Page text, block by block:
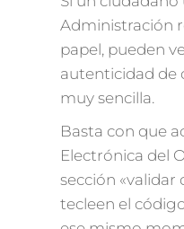
Administración
papel, pueden
autenticidad de
muy sencilla.
Basta con que
Electrónica del
sección «validar
tecleen el